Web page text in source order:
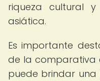
riqueza cultural
asiática.
Es importante
de la comparativa
puede brindar